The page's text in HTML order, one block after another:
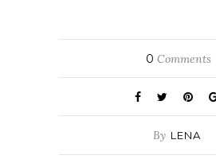
0 Comments
By LENA